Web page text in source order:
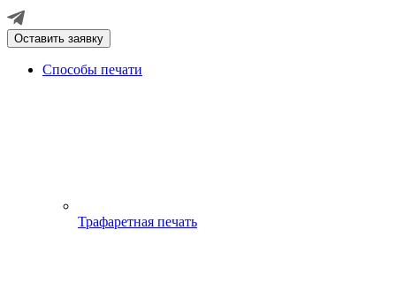
Оставить заявку
Способы печати
Трафаретная печать